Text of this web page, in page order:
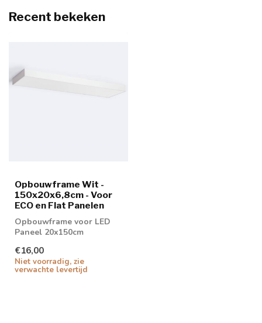
Recent bekeken
Opbouwframe Wit -
150x20x6,8cm - Voor
ECO en Flat Panelen
Opbouwframe voor LED
Paneel 20x150cm
€16,00
Niet voorradig, zie
verwachte levertijd